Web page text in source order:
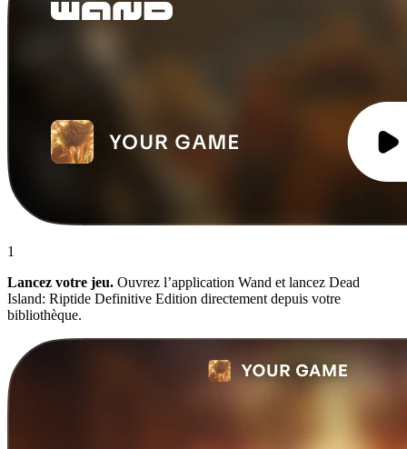
1
Lancez votre jeu. Ouvrez l’application Wand et lancez Dead
Island: Riptide Definitive Edition directement depuis votre
bibliothèque.